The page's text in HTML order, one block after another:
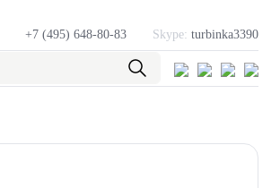
+7 (495) 648-80-83 Skype: turbinka3390